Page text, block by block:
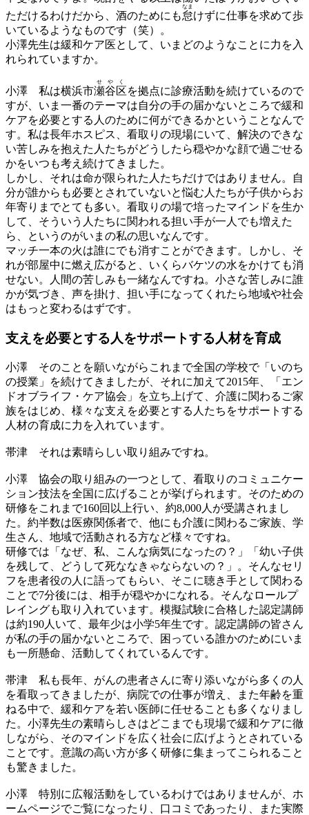
ただけるわけだから、酒のためにも怠
なま
けずに仕事を求めて歩
いているようなものです（笑）。
小澤先生は緩和ケア医として、いまどのようなことに力を入
れられていますか。
小澤 私は横浜市瀬
せ
谷
や
区
く
を拠点に診療活動を続けているので
すが、いま一番のテーマは自分の手の届かないところで緩和
ケアを必要とする人のために何ができるかということなんで
す。私は長年ホスピス、看取りの現場にいて、解決のできな
い苦しみを抱えた人たちがどうしたら穏やかな顔で過ごせる
かをいつも考え続けてきました。
しかし、それは命が限られた人たちだけではありません。自
分が誰からも必要とされていないと悩む人たちが子供からお
年寄りまでとても多い。看取りの場で培ったマインドを生か
して、そういう人たちに関われる担い手が一人でも増えた
ら、というのがいまの私の思いなんです。
マッチ一本の火は誰にでも消すことができます。しかし、そ
れが部屋中に燃え広がると、いくらバケツの水をかけても消
せない。人間の苦しみも一緒なんですね。小さな苦しみに誰
かが気づき、声を掛け、担い手になってくれたら地域や社会
はもっと変わるはずです。
支えを必要とする人をサポートする人材を育成
小澤 そのことを願いながらこれまで全国の学校で「いのち
の授業」を続けてきましたが、それに加えて2015年、「エン
ドオブライフ・ケア協会」を立ち上げて、介護に関わるご家
族をはじめ、様々な支えを必要とする人たちをサポートする
人材の育成に力を入れています。
帯津 それは素晴らしい取り組みですね。
小澤 協会の取り組みの一つとして、看取りのコミュニケー
ション技法を全国に広げることが挙げられます。そのための
研修をこれまで160回以上行い、約8,000人が受講されまし
た。約半数は医療関係者で、他にも介護に関わるご家族、学
生さん、地域で活動される方など様々ですね。
研修では「なぜ、私、こんな病気になったの？」「幼い子供
を残して、どうして死ななきゃならないの？」。そんなセリ
フを患者役の人に語ってもらい、そこに聴き手として関わる
ことで7分後には、相手が穏やかになれる。そんなロールプ
レイングも取り入れています。模擬試験に合格した認定講師
は約190人いて、最年少は小学5年生です。認定講師の皆さん
が私の手の届かないところで、困っている誰かのためにいま
も一所懸命、活動してくれているんです。
帯津 私も長年、がんの患者さんに寄り添いながら多くの人
を看取ってきましたが、病院での仕事が増え、また年齢を重
ねる中で、緩和ケアを若い医師に任せることも多くなりまし
た。小澤先生の素晴らしさはどこまでも現場で緩和ケアに徹
しながら、そのマインドを広く社会に広げようとされている
ことです。意識の高い方が多く研修に集まってこられること
も驚きました。
小澤 特別に広報活動をしているわけではありませんが、ホ
ームページでご覧になったり、口コミであったり、また実際